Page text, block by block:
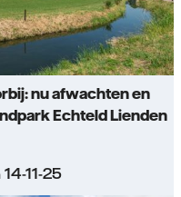
nu afwachten en
Echteld Lienden
11-25